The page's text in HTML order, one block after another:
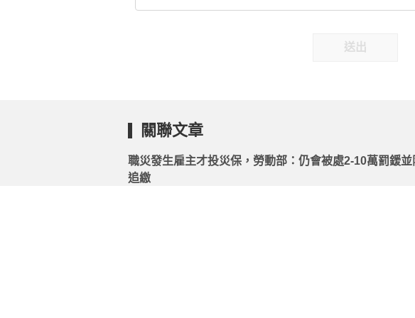
送出
關聯文章
職災發生雇主才投災保，勞動部：仍會被處2-10萬罰鍰並
追繳